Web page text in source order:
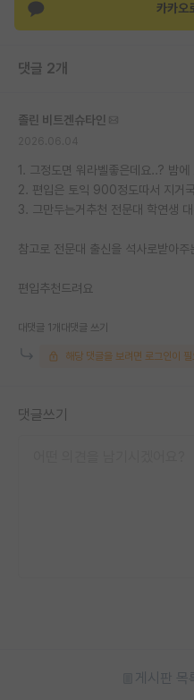
반도체/AI 게시판
장학금/장학생 게시판
커리어
유학교육
이벤트
카카오
댓글 2개
졸린 비트겐슈타인
1. 그정도면 워라벨좋은데요..? 밤
2. 편입은 토익 900정도따서 지거
3. 그만두는거추천 전문대 학연생
참고로 전문대 출신을 석사로받아주
편입추천드려요
대댓글 1개 대댓글 쓰기
해당 댓글을 보려면 로그인이
댓글쓰기
게시판 목